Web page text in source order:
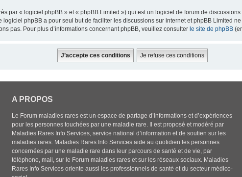
par « logiciel phpBB » et « phpBB Limited ») qui est un logiciel de forum de
logiciel phpBB a pour seul but de faciliter les discussions sur internet et phpBB Limited
pas. Pour plus d’informations concernant phpBB, veuillez consulter le site de phpBB
A PROPOS
Le Forum maladies rares est un espace de partage d’informations et d’expériences
pour les personnes touchées par une maladie rare. Il est proposé et modéré par
Maladies Rares Info Services, service national d’information et de soutien sur les
maladies rares. Maladies Rares Info Services aide au quotidien les personnes
concernées par une maladie rare dans leur parcours de santé et de vie, par
téléphone, mail, sur le Forum maladies rares et sur les réseaux sociaux. Maladies
Rares Info Services oriente aussi les professionnels de santé et du secteur médico-